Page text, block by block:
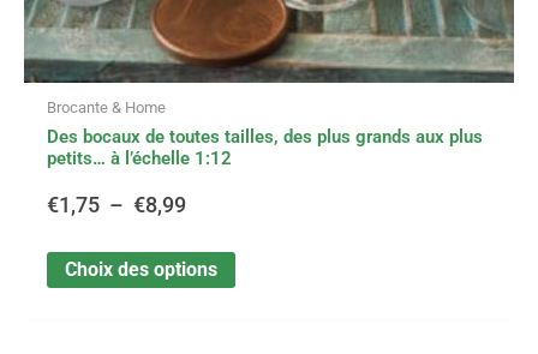
Brocante & Home
Des bocaux de toutes tailles, des plus grands aux plus
petits… à l’échelle 1:12
€1,75 – €8,99
Choix des options